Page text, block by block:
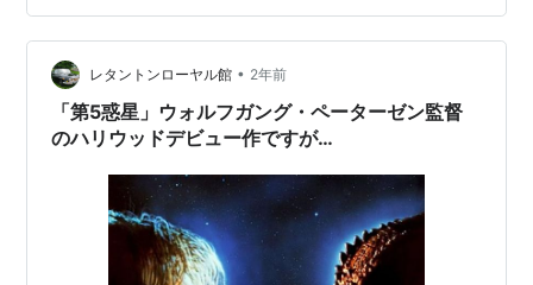
どな、と思いながら鑑賞。そういう流れではないのだ
が、全く退屈させない構成。恋愛相手の教師の妻も、事
件がおき登場する刑事も割合丁寧に描かれている。 未見
の「Uボート」の監…
レタントンローヤル館 • 2年前
「第5惑星」ウォルフガング・ペーターゼン監督
のハリウッドデビュー作ですが…